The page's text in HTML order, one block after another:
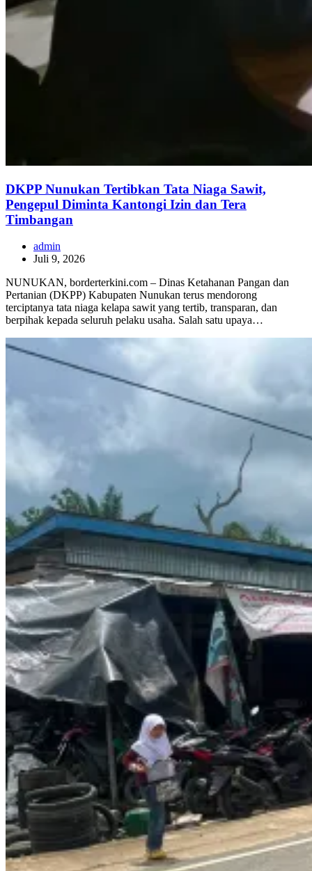
DKPP Nunukan Tertibkan Tata Niaga Sawit,
Pengepul Diminta Kantongi Izin dan Tera
Timbangan
admin
Juli 9, 2026
NUNUKAN, borderterkini.com – Dinas Ketahanan Pangan dan
Pertanian (DKPP) Kabupaten Nunukan terus mendorong
terciptanya tata niaga kelapa sawit yang tertib, transparan, dan
berpihak kepada seluruh pelaku usaha. Salah satu upaya…